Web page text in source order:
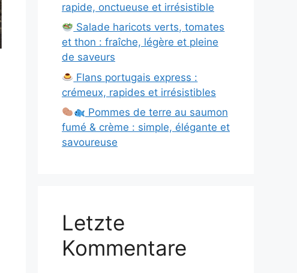
rapide, onctueuse et irrésistible
Salade haricots verts, tomates
et thon : fraîche, légère et pleine
de saveurs
Flans portugais express :
crémeux, rapides et irrésistibles
Pommes de terre au saumon
fumé & crème : simple, élégante et
savoureuse
Letzte
Kommentare